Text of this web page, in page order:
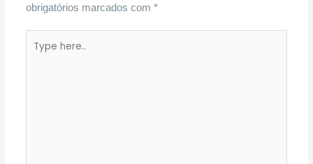
obrigatórios marcados com *
here..